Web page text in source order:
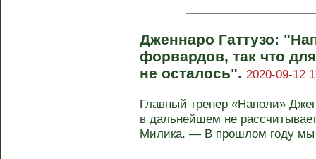
Дженнаро Гаттузо:
форвардов, так что
не осталось". 2020-09-12
Главный тренер «Наполи»
в дальнейшем не
Милика. — В прошлом году мы